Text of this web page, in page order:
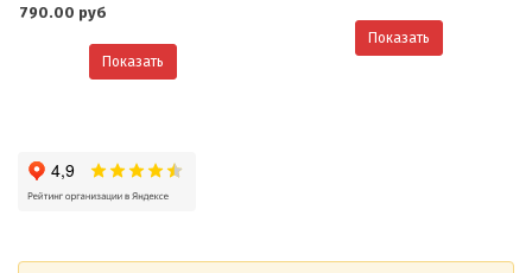
790.00 руб
Показать
Показать